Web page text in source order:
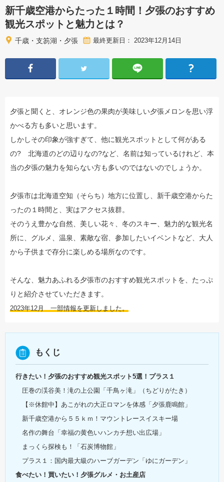
新千歳空港からたった１時間！夕張のおすすめ
観光スポットと魅力とは？
千歳・支笏湖・夕張 最終更新日： 2023年12月14日
夕張と聞くと、オレンジ色の果肉が美味しい夕張メロンを思い浮
かべる方も多いと思います。
しかしその印象が強すぎて、他に観光スポットとして何がある
の? 北海道のどの辺りなの?など、名前は知っているけれど、本
当の夕張の魅力を知らない方も多いのではないのでしょうか。
夕張市は北海道空知（そらち）地方に位置し、新千歳空港からた
ったの１時間と、実はアクセス抜群。
そのうえ豊かな自然、美しい花々、冬のスキー、魅力的な観光名
所に、グルメ、温泉、素敵な宿、参加したいイベントなど、大人
から子供まで存分に楽しめる場所なのです。
そんな、魅力あふれる夕張市のおすすめ観光スポットを、たっぷ
りと紹介させていただきます。
2023年12月 一部情報を更新しました。
もくじ
行きたい！夕張のおすすめ観光スポット5選！プラス１
圧巻の渓谷美！滝の上公園「千鳥ヶ滝」（ちどりがたき）
【※休館中】あこがれの大正ロマンを体感「夕張鹿鳴館」
新千歳空港から５５ｋｍ！マウントレースイスキー場
名作の舞台「幸福の黄色いハンカチ想い出広場」
まっくら探検も！「石炭博物館」
プラス１：国内最大級のハーブガーデン「ゆにガーデン」
食べたい！買いたい！夕張グルメ・お土産店